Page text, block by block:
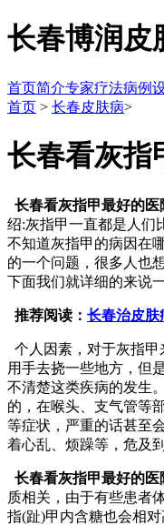
长春博润皮
首页简介专家疗法病例
首页 > 长春皮肤病>
长春看灰指
长春看灰指甲最好的医
绍:灰指甲一直都是人们
不知道灰指甲的病因在
的一个问题，很多人也
下面我们就详细的来说一
推荐阅读： 长春治皮肤
个人因素，对于灰指
用手去挠一些地方，但
不清楚这类疾病的发生
的，在喉头、支气管等
等症状，严重的话甚至
着心乱、烦躁等，危及
长春看灰指甲最好的医
质相关，由于有些患者
指(趾)甲内含糖也会相